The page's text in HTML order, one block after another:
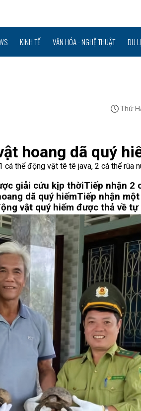
KINH TẾ VĂN HÓA - NGHỆ THUẬT DU
Thứ
hoang dã quý
thể động vật tê tê java, 2 cá thể rùa
giải cứu kịp thờiTiếp nhận 2
dã quý hiếmTiếp nhận
vật quý hiếm được thả về tự